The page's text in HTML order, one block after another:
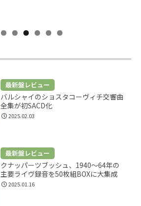
最新盤レビュー
バルシャイのショスタコーヴィチ交響曲
全集が初SACD化
2025.02.03
最新盤レビュー
クナッパーツブッシュ、1940～64年の
主要ライヴ録音を50枚組BOXに大集成
2025.01.16